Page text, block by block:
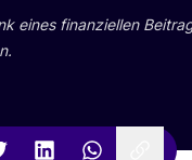
eines finan­zi­el­len